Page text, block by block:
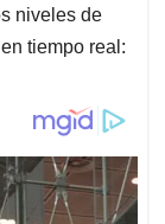
niveles de
tiempo real: